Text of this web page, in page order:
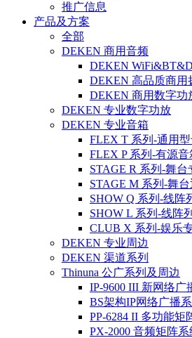
推广信息
产品及方案
全部
DEKEN 商用音频
DEKEN
DEKEN 高品质商用
DEKEN 商用数字功
DEKEN 专业数字功放
DEKEN 专业音箱
FLEX T 系列-通用
FLEX P 系列-有源音
STAGE R 系列-舞台
STAGE M 系列-舞
SHOW Q 系列-线阵
SHOW L 系列-线阵
CLUB X 系列-娱乐
DEKEN 专业周边
DEKEN 渠道系列
Thinuna 公广系列及周边
IP-9600 III 新网络广
BS架构IP网络广播
PP-6284 II 多功能矩
PX-2000 音频矩阵系